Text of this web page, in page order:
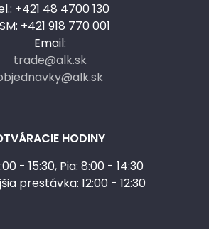
+421 48 4700 130
+421 918 770 001
Email:
trade@alk.sk
HODINY
- 15:30, Pia: 8:00 - 14:30
prestávka: 12:00 - 12:30